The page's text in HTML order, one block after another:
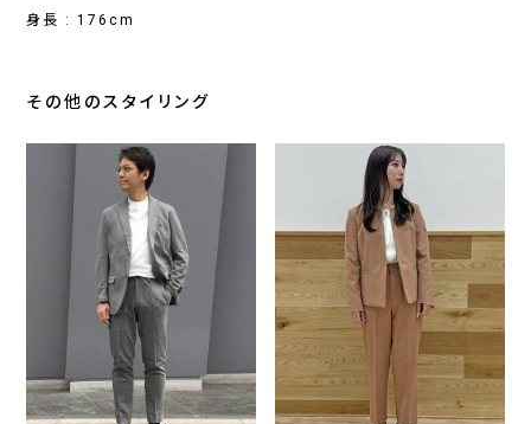
身長 : 176cm
その他のスタイリング